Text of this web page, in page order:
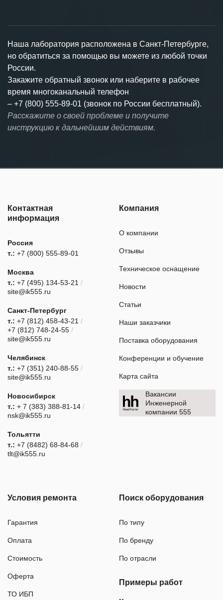
Наша лаборатория расположена в Санкт-Петербурге,
но обратиться за помощью вы можете из любой точки
России.
Закажите обратный звонок или наберите в рабочее
время многоканальный телефон
– +7 (800) 555-89-01 (звонок по России бесплатный).
Расскажите о своей проблеме и получите
инструкцию к дальнейшим действиям.
Контактная
информация
Россия
т.: +7 (800) 555-89-01
Москва
т.: +7 (495) 134-53-21 /
site@ik555.ru
Санкт-Петербург
т.: +7 (812) 458-43-21 /
+7 (812) 748-24-55 /
site@ik555.ru
Челябинск
т.: +7 (351) 240-88-55 /
site@ik555.ru
Новосибирск
т.: + 7 (383) 388-81-14 /
nsk@ik555.ru
Тольятти
т.: +7 (8482) 68-84-68 /
tlt@ik555.ru
Компания
О компании
Отзывы
Техническое оснащение
Новости
Статьи
Наши заказчики
Поставка оборудования
Конференции и обучение
Карта сайта
Вакансии
Инженерной
компании 555
Условия ремонта
Гарантия
Оплата
Стоимость
Оферта
ТО ИБП
Поиск оборудования
По типу
По бренду
По отрасли
Примеры работ